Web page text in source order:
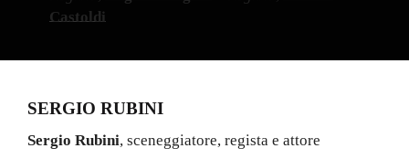
cinematografico.
PremioDavid di Donatello.